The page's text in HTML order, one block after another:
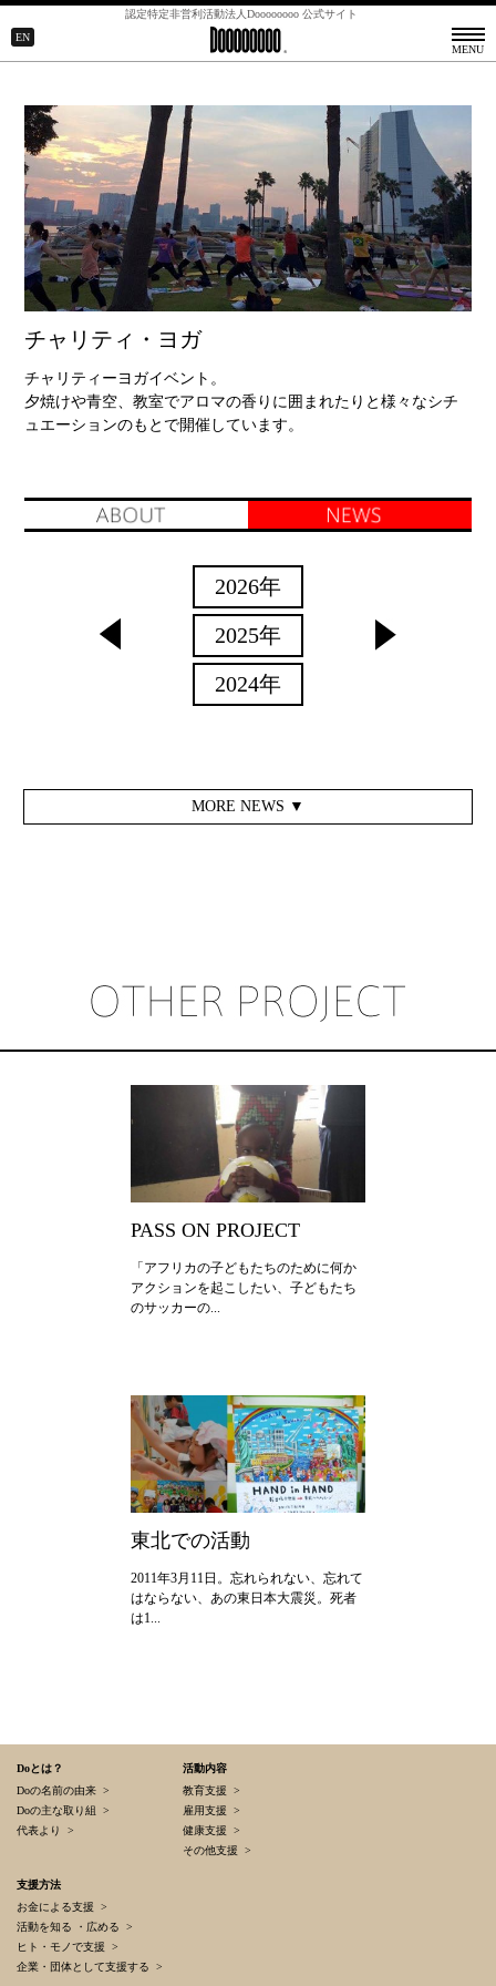
認定特定非営利活動法人Doooooooo 公式サイト
MENU
EN CLOSE ▲
チャリティ・ヨガ
チャリティーヨガイベント。
夕焼けや青空、教室でアロマの香りに囲まれたりと様々なシチ
ュエーションのもとで開催しています。
2012年
2010年
2026年
2025年
2024年
2021年
2015年
2014年
2013年
2012年
2011年
2026年
2025年
2024年
MORE NEWS ▼
PASS ON PROJECT
「アフリカの子どもたちのために何か
アクションを起こしたい、子どもたち
のサッカーの...
東北での活動
2011年3月11日。忘れられない、忘れて
はならない、あの東日本大震災。死者
は1...
Doとは？
Doの名前の由来 >
Doの主な取り組 >
代表より >
活動内容
教育支援 >
雇用支援 >
健康支援 >
その他支援 >
支援方法
お金による支援 >
活動を知る ・広める >
ヒト・モノで支援 >
企業・団体として支援する >